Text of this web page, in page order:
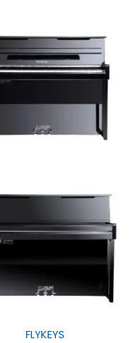
FLYKEYS